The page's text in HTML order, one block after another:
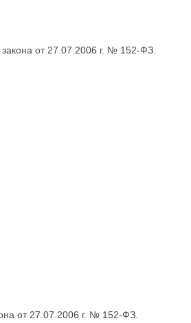
от 27.07.2006 г. № 152-ФЗ.
от 27.07.2006 г. № 152-ФЗ.